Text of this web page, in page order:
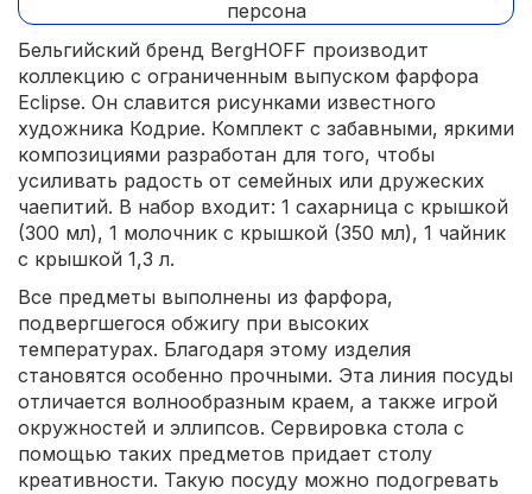
Бельгийский бренд BergHOFF производит
коллекцию с ограниченным выпуском фарфора
Eclipse. Он славится рисунками известного
художника Кодрие. Комплект с забавными, яркими
композициями разработан для того, чтобы
усиливать радость от семейных или дружеских
чаепитий. В набор входит: 1 сахарница с крышкой
(300 мл), 1 молочник с крышкой (350 мл), 1 чайник
с крышкой 1,3 л.
Все предметы выполнены из фарфора,
подвергшегося обжигу при высоких
температурах. Благодаря этому изделия
становятся особенно прочными. Эта линия посуды
отличается волнообразным краем, а также игрой
окружностей и эллипсов. Сервировка стола с
помощью таких предметов придает столу
креативности. Такую посуду можно подогревать